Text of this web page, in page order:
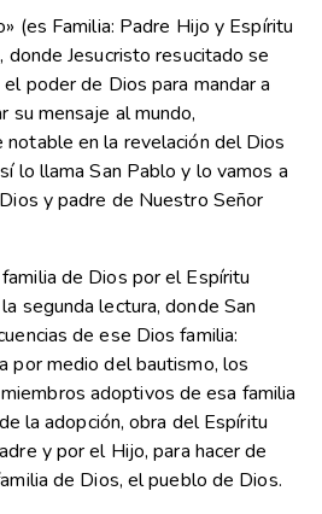
(es Familia: Padre Hijo y Espíritu
donde Jesucristo resucitado se
poder de Dios para mandar a
su mensaje al mundo,
notable en la revelación del Dios
lo llama San Pablo y lo vamos a
y padre de Nuestro Señor
de Dios por el Espíritu
segunda lectura, donde San
de ese Dios familia:
por medio del bautismo, los
adoptivos de esa familia
la adopción, obra del Espíritu
y por el Hijo, para hacer de
de Dios, el pueblo de Dios.